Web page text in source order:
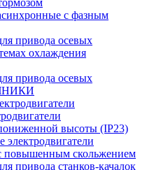
с фазным
привода осевых
охлаждения
привода осевых
высоты (IP23)
повышенным скольжением
привода станков-качалок